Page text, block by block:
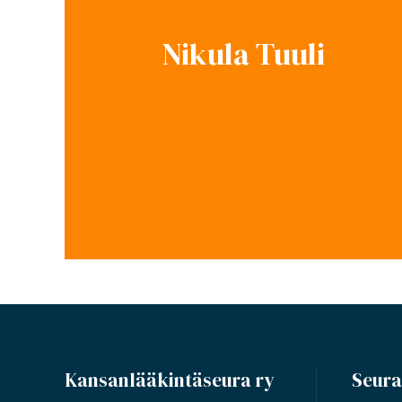
Nikula Tuuli
Kansanlääkintäseura ry